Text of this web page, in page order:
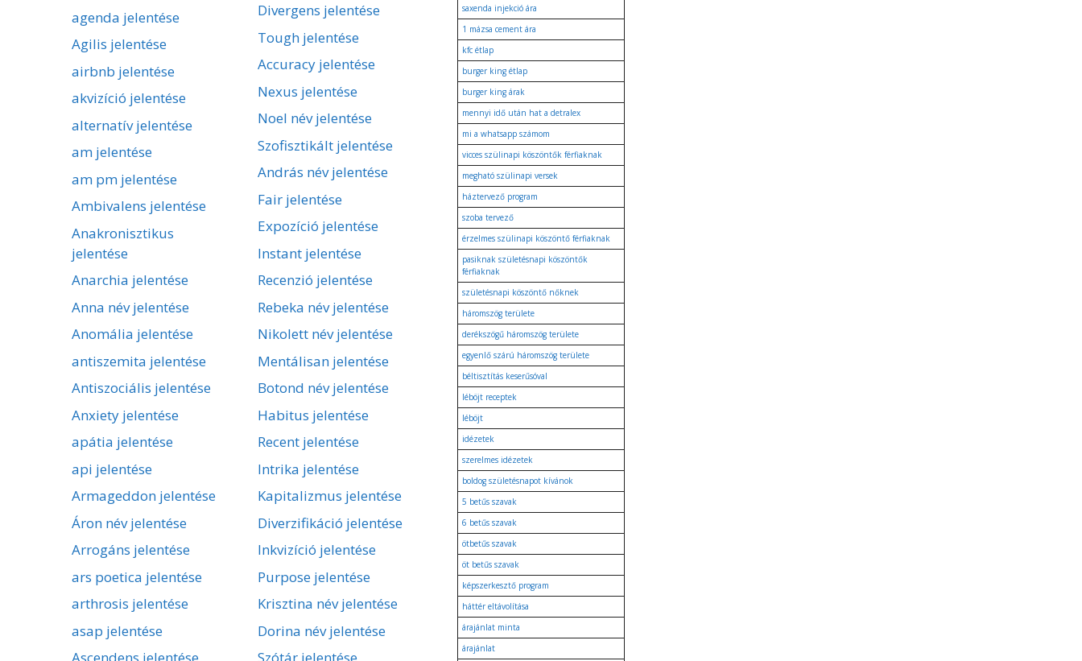
agenda jelentése
Agilis jelentése
airbnb jelentése
akvizíció jelentése
alternatív jelentése
am jelentése
am pm jelentése
Ambivalens jelentése
Anakronisztikus
jelentése
Anarchia jelentése
Anna név jelentése
Anomália jelentése
antiszemita jelentése
Antiszociális jelentése
Anxiety jelentése
apátia jelentése
api jelentése
Armageddon jelentése
Áron név jelentése
Arrogáns jelentése
ars poetica jelentése
arthrosis jelentése
asap jelentése
Divergens jelentése
Tough jelentése
Accuracy jelentése
Nexus jelentése
Noel név jelentése
Szofisztikált jelentése
András név jelentése
Fair jelentése
Expozíció jelentése
Instant jelentése
Recenzió jelentése
Rebeka név jelentése
Nikolett név jelentése
Mentálisan jelentése
Botond név jelentése
Habitus jelentése
Recent jelentése
Intrika jelentése
Kapitalizmus jelentése
Diverzifikáció jelentése
Inkvizíció jelentése
Purpose jelentése
Krisztina név jelentése
Dorina név jelentése
saxenda injekció ára
1 mázsa cement ára
kfc étlap
burger king étlap
burger king árak
mennyi idő után hat a detralex
mi a whatsapp számom
vicces szülinapi köszöntők férfiaknak
megható szülinapi versek
háztervező program
szoba tervező
érzelmes szülinapi köszöntő férfiaknak
pasiknak születésnapi köszöntők
férfiaknak
születésnapi köszöntő nőknek
háromszög területe
derékszögű háromszög területe
egyenlő szárú háromszög területe
béltisztítás keserűsóval
léböjt receptek
léböjt
idézetek
szerelmes idézetek
boldog születésnapot kívánok
5 betűs szavak
6 betűs szavak
ötbetűs szavak
öt betűs szavak
képszerkesztő program
háttér eltávolítása
árajánlat minta
árajánlat